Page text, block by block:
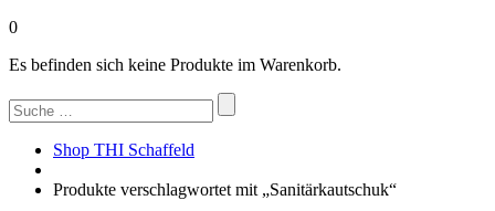
0
Es befinden sich keine Produkte im Warenkorb.
Suchen
nach:
Shop THI Schaffeld
Produkte verschlagwortet mit „Sanitärkautschuk“